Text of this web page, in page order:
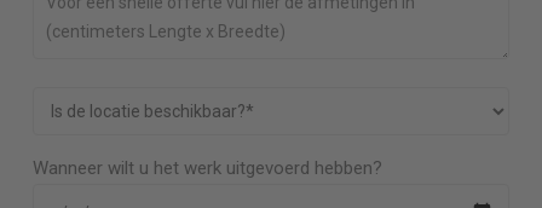
Wanneer wilt u het werk uitgevoerd hebben?